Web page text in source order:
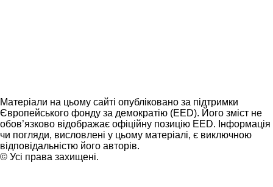
Матеріали на цьому сайті опубліковано за підтримки
Європейського фонду за демократію (EED). Його зміст не
обов’язково відображає офіційну позицію EED. Інформація
чи погляди, висловлені у цьому матеріалі, є виключною
відповідальністю його авторів.
© Усі права захищені.